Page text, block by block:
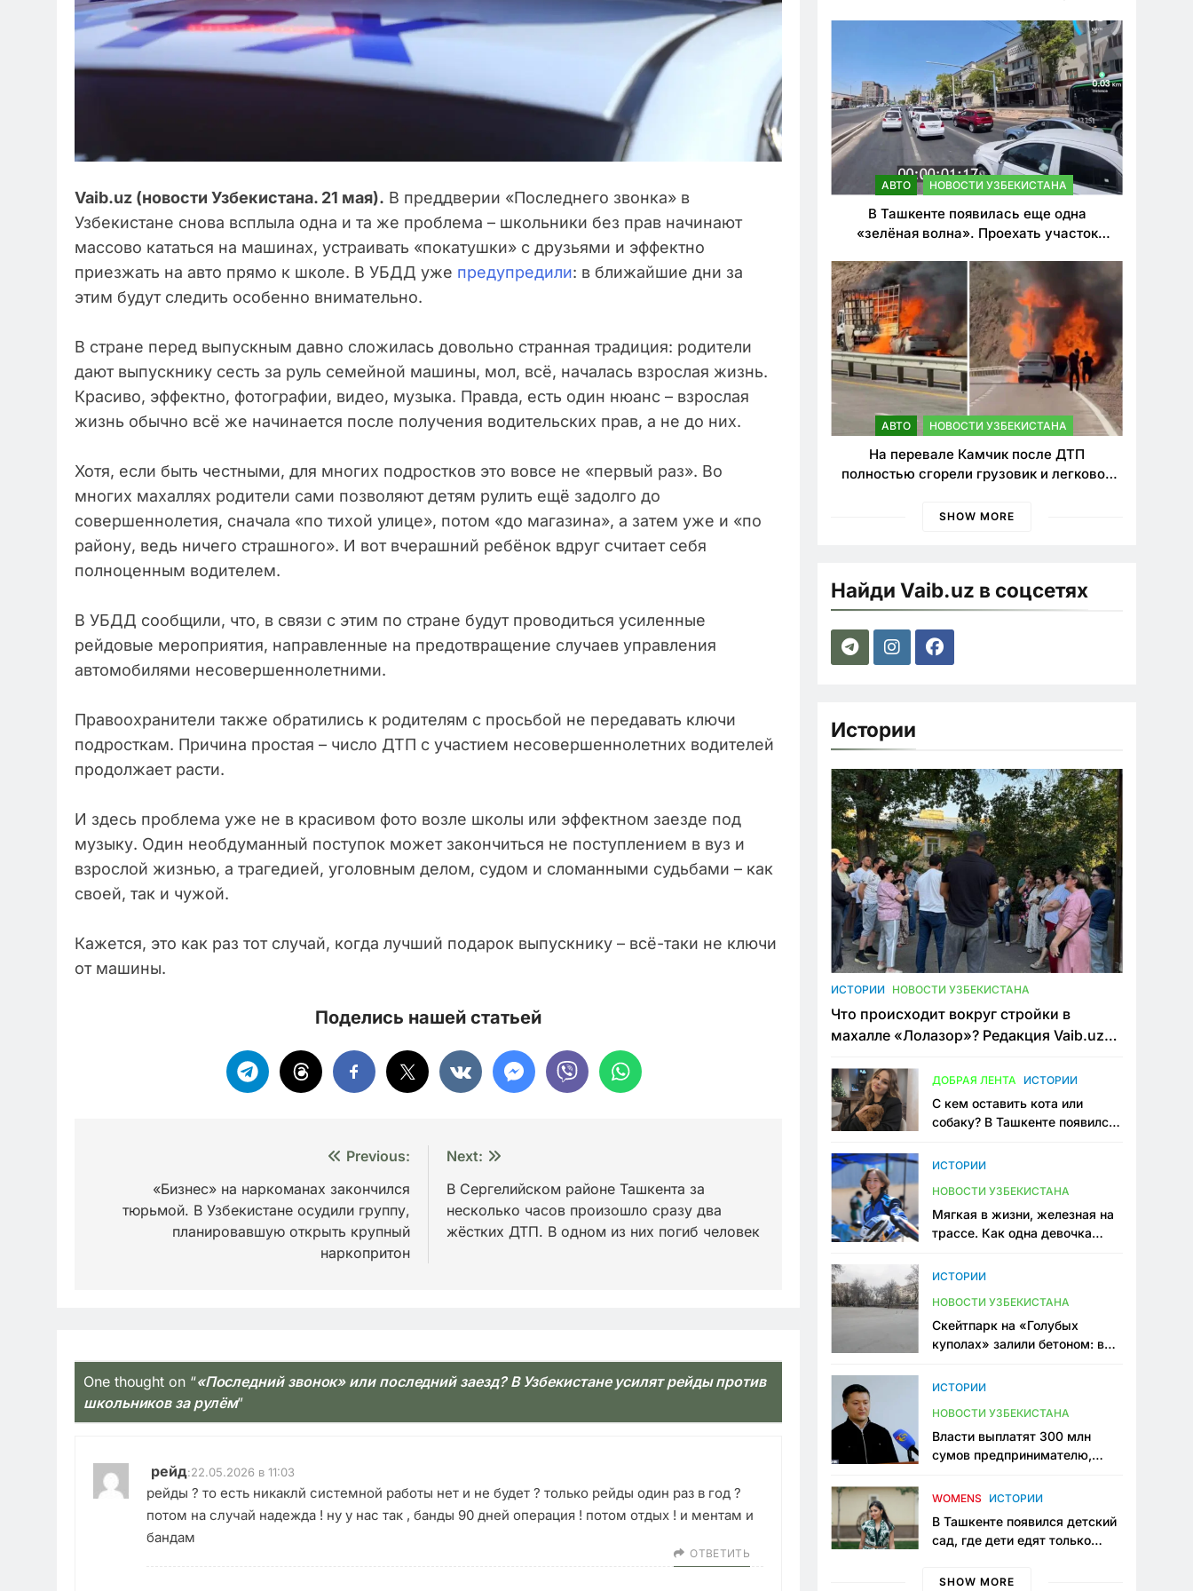
Vaib.uz (новости Узбекистана. 21 мая). В преддверии «Последнего звонка» в
Узбекистане снова всплыла одна и та же проблема – школьники без прав начинают
массово кататься на машинах, устраивать «покатушки» с друзьями и эффектно
приезжать на авто прямо к школе. В УБДД уже предупредили: в ближайшие дни за
этим будут следить особенно внимательно.
В стране перед выпускным давно сложилась довольно странная традиция: родители
дают выпускнику сесть за руль семейной машины, мол, всё, началась взрослая жизнь.
Красиво, эффектно, фотографии, видео, музыка. Правда, есть один нюанс – взрослая
жизнь обычно всё же начинается после получения водительских прав, а не до них.
Хотя, если быть честными, для многих подростков это вовсе не «первый раз». Во
многих махаллях родители сами позволяют детям рулить ещё задолго до
совершеннолетия, сначала «по тихой улице», потом «до магазина», а затем уже и «по
району, ведь ничего страшного». И вот вчерашний ребёнок вдруг считает себя
полноценным водителем.
В УБДД сообщили, что, в связи с этим по стране будут проводиться усиленные
рейдовые мероприятия, направленные на предотвращение случаев управления
автомобилями несовершеннолетними.
Правоохранители также обратились к родителям с просьбой не передавать ключи
подросткам. Причина простая – число ДТП с участием несовершеннолетних водителей
продолжает расти.
И здесь проблема уже не в красивом фото возле школы или эффектном заезде под
музыку. Один необдуманный поступок может закончиться не поступлением в вуз и
взрослой жизнью, а трагедией, уголовным делом, судом и сломанными судьбами – как
своей, так и чужой.
Кажется, это как раз тот случай, когда лучший подарок выпускнику – всё-таки не ключи
от машины.
Поделись нашей статьей
записям
Previous:
«Бизнес» на наркоманах закончился
тюрьмой. В Узбекистане осудили группу,
планировавшую открыть крупный
наркопритон
Next:
В Сергелийском районе Ташкента за
несколько часов произошло сразу два
жёстких ДТП. В одном из них погиб человек
One thought on “«Последний звонок» или последний заезд? В Узбекистане усилят рейды против
школьников за рулём”
рейд:22.05.2026 в 11:03
рейды ? то есть никаклй системной работы нет и не будет ? только рейды один раз в год ?
потом на случай надежда ! ну у нас так , банды 90 дней операция ! потом отдых ! и ментам и
бандам
ОТВЕТИТЬ
АВТО НОВОСТИ УЗБЕКИСТАНА
В Ташкенте появилась еще одна
«зелёная волна». Проехать участок
АВТО НОВОСТИ УЗБЕКИСТАНА
На перевале Камчик после ДТП
полностью сгорели грузовик и легковой
SHOW MORE
Найди Vaib.uz в соцсетях
Истории
ИСТОРИИ НОВОСТИ УЗБЕКИСТАНА
Что происходит вокруг стройки в
махалле «Лолазор»? Редакция Vaib.uz
конфликта
ДОБРАЯ ЛЕНТА ИСТОРИИ
С кем оставить кота или
собаку? В Ташкенте появился
ИСТОРИИ
НОВОСТИ УЗБЕКИСТАНА
Мягкая в жизни, железная на
трассе. Как одна девочка
Узбекистане
ИСТОРИИ
НОВОСТИ УЗБЕКИСТАНА
Скейтпарк на «Голубых
куполах» залили бетоном: в
одно общественное
ИСТОРИИ
НОВОСТИ УЗБЕКИСТАНА
Власти выплатят 300 млн
сумов предпринимателю,
тюрьме по незаконному
WOMENS ИСТОРИИ
В Ташкенте появился детский
сад, где дети едят только
мама, которая устала просить
SHOW MORE